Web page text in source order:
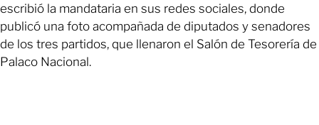
escribió la mandataria en sus redes sociales, donde
publicó una foto acompañada de diputados y senadores
de los tres partidos, que llenaron el Salón de Tesorería de
Palaco Nacional.